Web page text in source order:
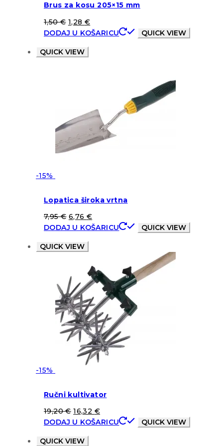
Brus za kosu 205×15 mm
1,50€ 1,28 €
DODAJ U KOŠARICU
QUICK VIEW
QUICK VIEW
-15%
Lopatica široka vrtna
7,95€ 6,76 €
DODAJ U KOŠARICU
QUICK VIEW
QUICK VIEW
-15%
Ručni kultivator
19,20€ 16,32 €
DODAJ U KOŠARICU
QUICK VIEW
QUICK VIEW